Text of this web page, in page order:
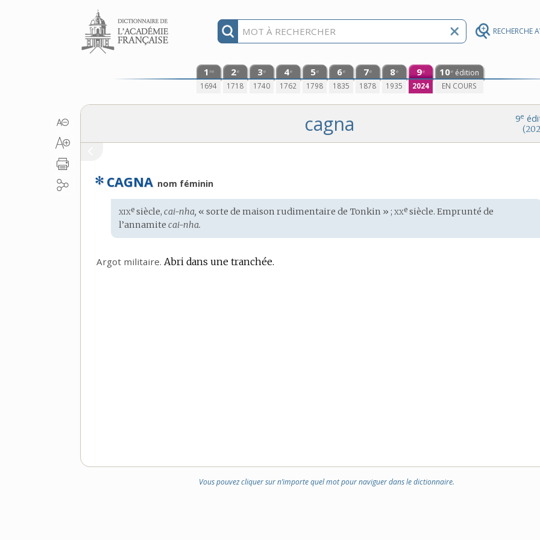
RECHERCHE
Aller au contenu
1 re
1694
2e
1718
3e
1740
4e
1762
5e
1798
6e
1835
7e
1878
8e
1935
9e
2024
10e édition
EN COURS
9e
cagna
✻ CAGNA nom féminin
Étymologie
:
xixe siècle,cai-nha, « sorte de maison rudimentaire de Tonkin » ;xxe siècle. Emprunté de
l’annamitecai-nha.
Argot militaire. Abri dans une tranchée.
Vous pouvez cliquer sur n’importe quel mot pour naviguer dans le dictionnaire.